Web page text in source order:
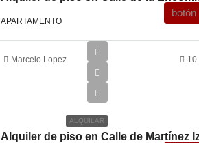
APARTAMENTO
botón
Marcelo Lopez 10
ALQUILAR
Alquiler de piso en Calle de Martínez